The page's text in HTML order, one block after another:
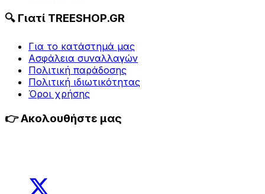
🔍 Γιατί TREESHOP.GR
Για τo κατάστημά μας
Ασφάλεια συναλλαγών
Πολιτική παράδοσης
Πολιτική ιδιωτικότητας
Όροι χρήσης
👉 Ακολουθήστε μας